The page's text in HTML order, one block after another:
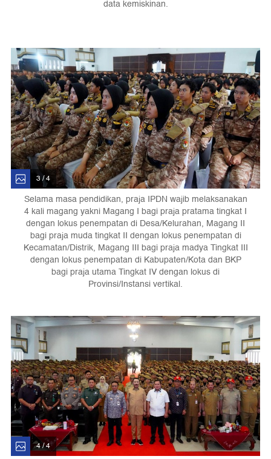
data kemiskinan.
3 / 4
Selama masa pendidikan, praja IPDN wajib melaksanakan
4 kali magang yakni Magang I bagi praja pratama tingkat I
dengan lokus penempatan di Desa/Kelurahan, Magang II
bagi praja muda tingkat II dengan lokus penempatan di
Kecamatan/Distrik, Magang III bagi praja madya Tingkat III
dengan lokus penempatan di Kabupaten/Kota dan BKP
bagi praja utama Tingkat IV dengan lokus di
Provinsi/Instansi vertikal.
4 / 4